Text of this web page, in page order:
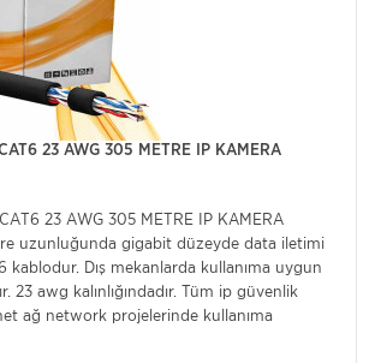
23 AWG 305 METRE IP KAMERA
23 AWG 305 METRE IP KAMERA
uzunluğunda gigabit düzeyde data iletimi
Dış mekanlarda kullanıma uygun
23 awg kalınlığındadır. Tüm ip güvenlik
ağ network projelerinde kullanıma